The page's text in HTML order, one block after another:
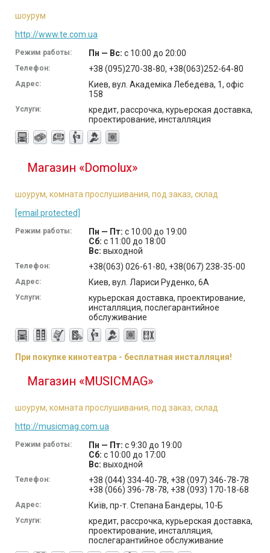
шоурум
http://www.te.com.ua
Режим работы: Пн — Вс: с 10:00 до 20:00
Телефон: +38 (095)270-38-80, +38(063)252-64-80
Адрес:
Киев, вул. Академіка Лебедева, 1, офіс
158
Услуги:
кредит, рассрочка, курьерская доставка,
проектирование, инсталляция
Магазин «Domolux»
шоурум, комната прослушивания, под заказ, склад
[email protected]
Режим работы: Пн — Пт: с 10:00 до 19:00
Сб: с 11:00 до 18:00
Вс: выходной
Телефон: +38(063) 026-61-80, +38(067) 238-35-00
Адрес: Киев, вул. Лариси Руденко, 6A
Услуги:
курьерская доставка, проектирование,
инсталляция, послегарантийное
обслуживание
При покупке кинотеатра - бесплатная инсталляция!
Магазин «MUSICMAG»
шоурум, комната прослушивания, под заказ, склад
http://musicmag.com.ua
Режим работы: Пн — Пт: с 9:30 до 19:00
Сб: с 10:00 до 17:00
Вс: выходной
Телефон:
+38 (044) 334-40-78, +38 (097) 346-78-78
+38 (066) 396-78-78, +38 (093) 170-18-68
Адрес: Київ, пр-т. Степана Бандеры, 10-Б
Услуги:
кредит, рассрочка, курьерская доставка,
проектирование, инсталляция,
послегарантийное обслуживание